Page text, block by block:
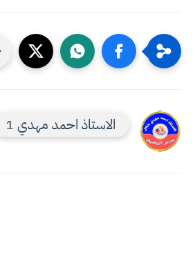
الاستاذ احمد مهدي 1